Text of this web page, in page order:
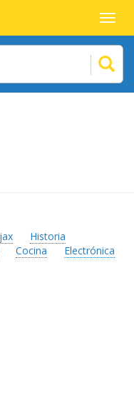
Historia
Cocina
Electrónica